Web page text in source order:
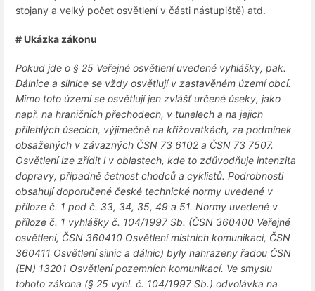
stojany a velký počet osvětlení v části nástupiště) atd.
# Ukázka zákonu
Pokud jde o § 25 Veřejné osvětlení uvedené vyhlášky, pak:
Dálnice a silnice se vždy osvětlují v zastavěném území obcí.
Mimo toto území se osvětlují jen zvlášť určené úseky, jako
např. na hraničních přechodech, v tunelech a na jejich
přilehlých úsecích, výjimečně na křižovatkách, za podmínek
obsažených v závazných ČSN 73 6102 a ČSN 73 7507.
Osvětlení lze zřídit i v oblastech, kde to zdůvodňuje intenzita
dopravy, případně četnost chodců a cyklistů. Podrobnosti
obsahují doporučené české technické normy uvedené v
příloze č. 1 pod č. 33, 34, 35, 49 a 51. Normy uvedené v
příloze č. 1 vyhlášky č. 104/1997 Sb. (ČSN 360400 Veřejné
osvětlení, ČSN 360410 Osvětlení místních komunikací, ČSN
360411 Osvětlení silnic a dálnic) byly nahrazeny řadou ČSN
(EN) 13201 Osvětlení pozemních komunikací. Ve smyslu
tohoto zákona (§ 25 vyhl. č. 104/1997 Sb.) odvolávka na